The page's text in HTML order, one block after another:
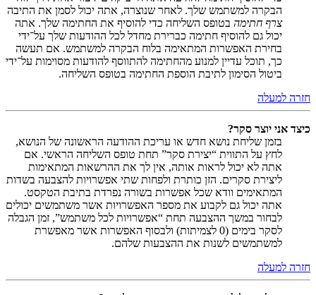
הבקרה למשתמש שלך. לאחר שנוצרה, אתה יכול לסמן את התיבה
צרף חתימה בטופס השליחה כדי להוסיף את החתימה שלך. אתה
יכול גם להוסיף חתימה כברירת מחדל לכל ההודעות שלך על־ידי
בחירת האפשרות המתאימה בלוח הבקרה למשתמש. אם תעשה
כך, תוכל עדיין למנוע מהחתימה להתווסף להודעות מסוימות על־ידי
ביטול הסימון לתיבת הוספת החתימה בטופס השליחה.
חזרה למעלה
כיצד אני יוצר סקר?
בזמן שליחת נושא חדש או עריכת ההודעה הראשונה של הנושא,
לחץ על התווית “יצירת סקר” תחת טופס השליחה הראשי. אם
אתה לא יכול לראות אותה, אין לך את ההרשאות המתאימות
ליצירת סקרים. הזן כותרת ולפחות שתי אפשרויות להצבעה בשדות
המתאימים וודא שכל אפשרות בשורה נפרדת בתיבת הטקסט.
אתה יכול גם לקבוע את מספר האפשרויות אשר משתמשים יכולים
לבחור במשך ההצבעה תחת “אפשרויות לכל משתמש”, זמן הגבלה
לסקר בימים (0 לצמיתות) ולבסוף האפשרות אשר מאפשרת
למשתמשים לשנות את ההצבעות שלהם.
חזרה למעלה